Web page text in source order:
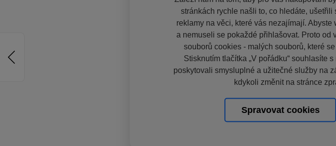
stránkách rychle našli to, co hledáte,
reklamy na věci, které vás nezajímají.
a nemuseli se pokaždé přihlašovat. Proto od
souborů cookies - malých souborů, které
Stisknutím tlačítka „V pořádku“ souhlasíte
poskytovali smysluplné a užitečné služby na
kdykoli změnit na stránce
Spravovat cookies